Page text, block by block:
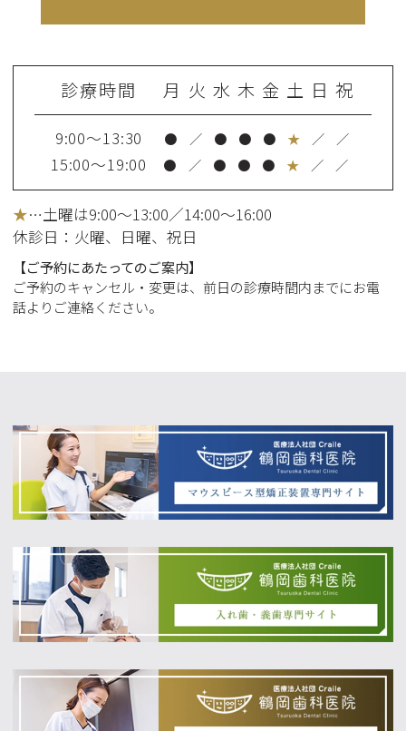
診療時間 月 火 水 木 金 土 日 祝
9:00～13:30 ● ／ ● ● ● ★ ／ ／
15:00～19:00 ● ／ ● ● ● ★ ／ ／
★…土曜は9:00～13:00／14:00～16:00
休診日：火曜、日曜、祝日
【ご予約にあたってのご案内】
ご予約のキャンセル・変更は、前日の診療時間内までにお電
話よりご連絡ください。